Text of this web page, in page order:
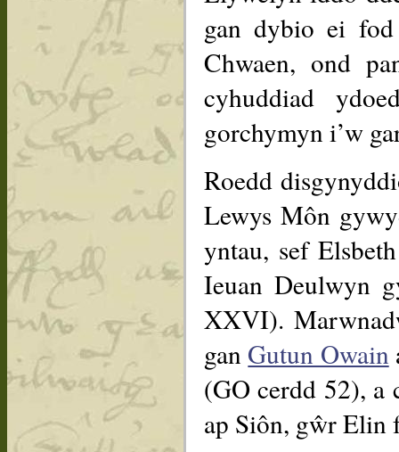
gan dybio ei
Chwaen, ond
cyhuddiad
gorchymyn i’w
Roedd
Lewys Môn
yntau, sef
Ieuan Deulwyn
XXVI).
gan Gutun Owain
(GO cerdd 52),
ap Siôn, gŵr